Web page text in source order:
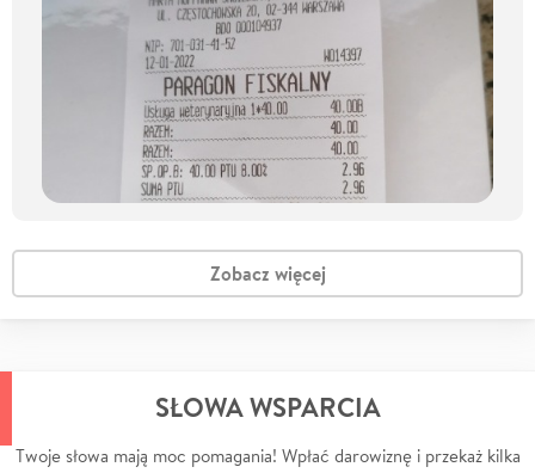
Zobacz więcej
SŁOWA WSPARCIA
Twoje słowa mają moc pomagania! Wpłać darowiznę i przekaż kilka